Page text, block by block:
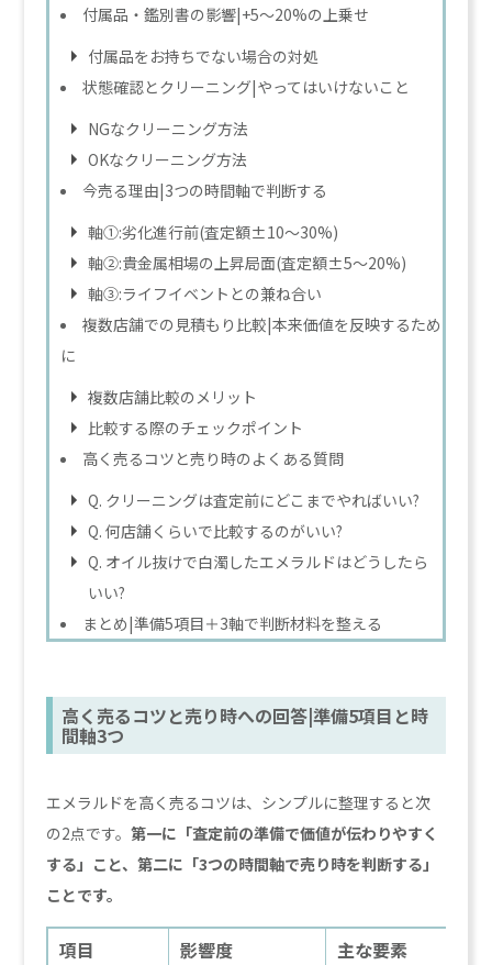
付属品・鑑別書の影響|+5〜20%の上乗せ
付属品をお持ちでない場合の対処
状態確認とクリーニング|やってはいけないこと
NGなクリーニング方法
OKなクリーニング方法
今売る理由|3つの時間軸で判断する
軸①:劣化進行前(査定額±10〜30%)
軸②:貴金属相場の上昇局面(査定額±5〜20%)
軸③:ライフイベントとの兼ね合い
複数店舗での見積もり比較|本来価値を反映するため
に
複数店舗比較のメリット
比較する際のチェックポイント
高く売るコツと売り時のよくある質問
Q. クリーニングは査定前にどこまでやればいい?
Q. 何店舗くらいで比較するのがいい?
Q. オイル抜けで白濁したエメラルドはどうしたら
いい?
まとめ|準備5項目＋3軸で判断材料を整える
高く売るコツと売り時への回答|準備5項目と時
間軸3つ
エメラルドを高く売るコツは、シンプルに整理すると次
の2点です。第一に「査定前の準備で価値が伝わりやすく
する」こと、第二に「3つの時間軸で売り時を判断する」
ことです。
項目 影響度
主な要素